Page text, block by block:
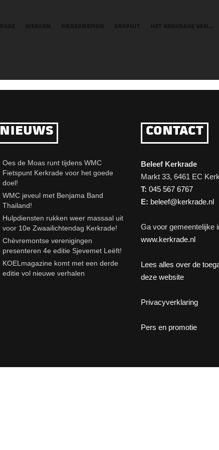
NIEUWS
Oes de Moas runt tijdens WMC
Fietspunt Kerkrade voor het goede
doel!
WMC jeveul met Benjama Band
Thailand!
Hulpdiensten rukken weer massaal uit
voor 10e Zwaailichtendag Kerkrade!
Chèvremontse verenigingen
presenteren 4e editie Sjevemet Leëft!
KOELmagazine komt met een derde
editie vol nieuwe verhalen
CONTACT
Beleef Kerkrade
Markt 33, 6461 EC
T: 045 567 6767
E: beleef@kerkrade.nl
Ga voor gemeentelijke
www.kerkrade.nl
Lees alles over de
deze website
Privacyverklaring
Pers en promotie